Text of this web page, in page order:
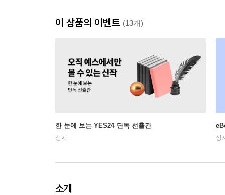
이 상품의 이벤트 (13개)
한 눈에 보는 YES24 단독 선출간
상시 상
소개